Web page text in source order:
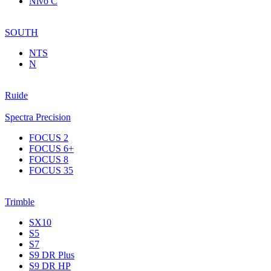
SOUTH
NTS
N
Ruide
Spectra Precision
FOCUS 2
FOCUS 6+
FOCUS 8
FOCUS 35
Trimble
SX10
S5
S7
S9 DR Plus
S9 DR HP